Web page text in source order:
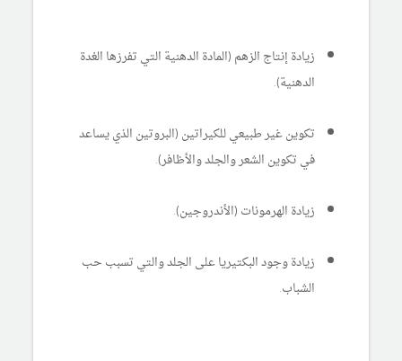
زيادة إنتاج الزهم (المادة الدهنية التي تفرزها الغدة
الدهنية).
تكوين غير طبيعي للكيراتين (البروتين الذي يساعد
في تكوين الشعر والجلد والأظافر).
زيادة الهرمونات (الأندروجين).
زيادة وجود البكتيريا على الجلد والتي تسبب حب
الشباب.